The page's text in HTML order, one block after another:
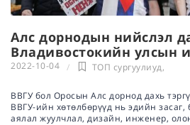
Алс дорнодын нийслэл
Владивостокийн улсын
2022-10-04 ТОП сургуулиуд,
ВВГУ бол Оросын Алс дорнод дахь
ВВГУ-ийн хөтөлбөрүүд нь эдийн
аялал жуулчлал, дизайн, инженер,